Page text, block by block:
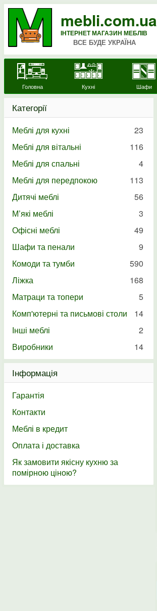
mebli.com.ua
ІНТЕРНЕТ МАГАЗИН МЕБЛІВ
ВСЕ БУДЕ УКРАЇНА
Головна Кухні Шафи
Категорії
Меблі для кухні
23
Меблі для вітальні
116
Меблі для спальні
4
Меблі для передпокою
113
Дитячі меблі
56
М’які меблі
3
Офісні меблі
49
Шафи та пенали
9
Комоди та тумби
590
Ліжка
168
Матраци та топери
5
Комп'ютерні та письмові столи
14
Інші меблі
2
Виробники
14
Інформація
Гарантія
Контакти
Меблі в кредит
Оплата і доставка
Як замовити якісну кухню за
помірною ціною?